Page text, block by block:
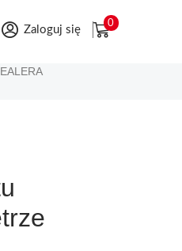
Zaloguj się
0